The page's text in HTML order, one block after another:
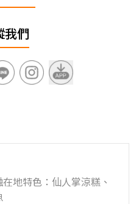
我們
地特色：仙人掌涼糕、